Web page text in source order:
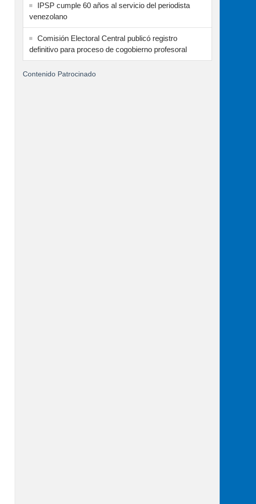
IPSP cumple 60 años al servicio del periodista
venezolano
Comisión Electoral Central publicó registro
definitivo para proceso de cogobierno profesoral
Contenido Patrocinado